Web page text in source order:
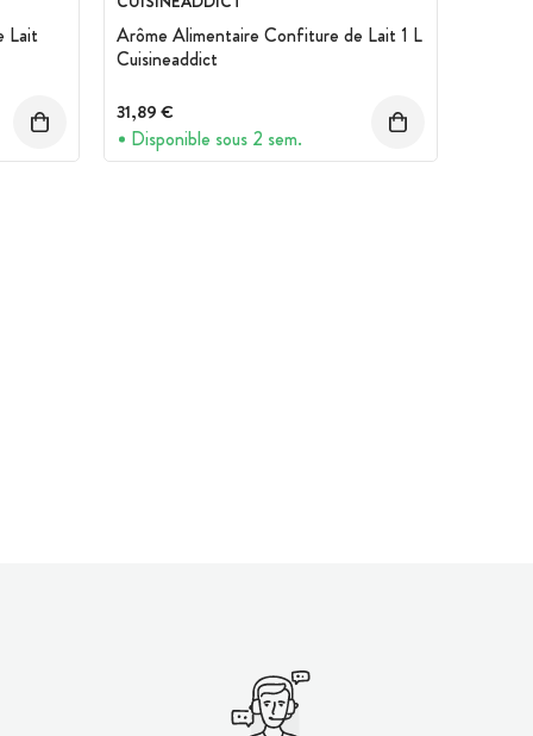
Lait
Arôme Alimentaire Confiture de Lait 1 L
Cuisineaddict
31,89 €
Disponible sous 2 sem.